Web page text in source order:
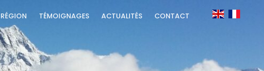
TÉMOIGNAGES ACTUALITÉS CONTACT